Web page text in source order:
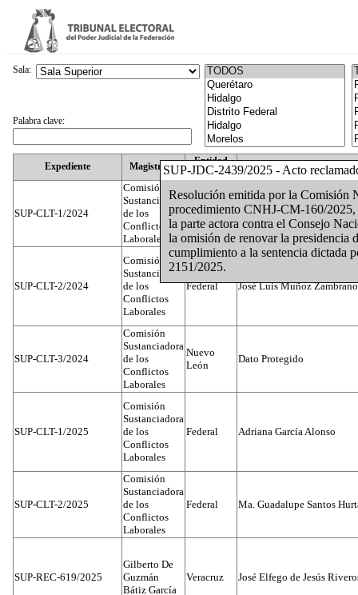
SUP-JDC-2439/2025 - Acto
Resolución emitida por la Comisión
procedimiento CNHJ-CM-160/2025,
la parte actora contra el Consejo
la omisión de renovar la presidencia
cumplimiento a la sentencia dictada
2151/2025.
Expediente Magistrado
Entidad
Federativa
SUP-CLT-1/2024
Comisión
Sustanciadora
de los
Conflictos
Laborales
Federal Juan José Serrato Velasco
SUP-CLT-2/2024
Comisión
Sustanciadora
de los
Conflictos
Laborales
Federal José Luis Muñoz Zambrano
SUP-CLT-3/2024
Comisión
Sustanciadora
de los
Conflictos
Laborales
Nuevo
León
Dato Protegido
SUP-CLT-1/2025
Comisión
Sustanciadora
de los
Conflictos
Laborales
Federal Adriana García Alonso
SUP-CLT-2/2025
Comisión
Sustanciadora
de los
Conflictos
Laborales
Federal Ma. Guadalupe Santos
SUP-REC-619/2025
Gilberto De
Guzmán
Bátiz García
Veracruz José Elfego de Jesús
Sala:
Palabra clave: